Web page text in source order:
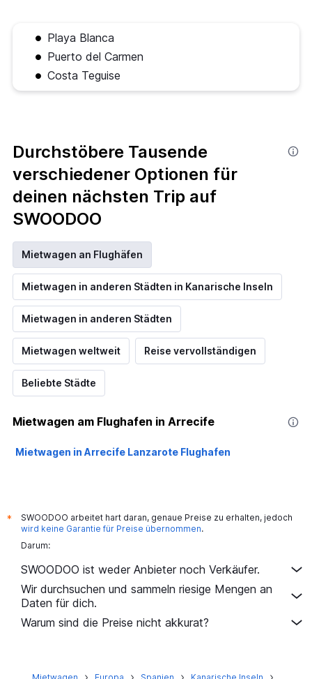
Playa Blanca
Puerto del Carmen
Costa Teguise
Durchstöbere Tausende
verschiedener Optionen für
deinen nächsten Trip auf
SWOODOO
Mietwagen an Flughäfen
Mietwagen in anderen Städten in Kanarische Inseln
Mietwagen in anderen Städten
Mietwagen weltweit Reise vervollständigen
Beliebte Städte
Mietwagen am Flughafen in Arrecife
Mietwagen in Arrecife Lanzarote Flughafen
*
SWOODOO arbeitet hart daran, genaue Preise zu erhalten, jedoch
wird keine Garantie für Preise übernommen.
Darum:
SWOODOO ist weder Anbieter noch Verkäufer.
Wir durchsuchen und sammeln riesige Mengen an
Daten für dich.
Warum sind die Preise nicht akkurat?